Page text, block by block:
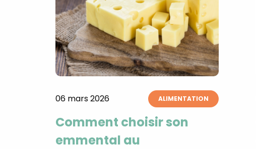
06 mars 2026 ALIMENTATION
Comment choisir son
emmental au